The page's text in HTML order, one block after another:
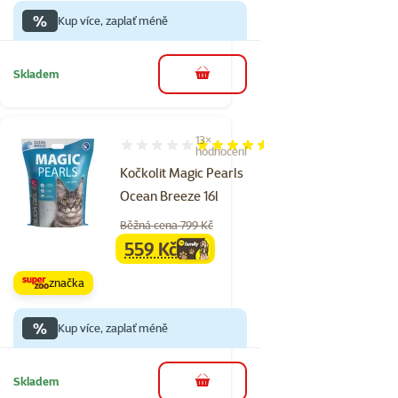
% Kup více, zaplať méně
Skladem do košíku
Kočkolit Magic Pearls
Ocean Breeze 16l
Hodnocení 91%, počet hodnocení: 13
13×
hodnocení
Běžná cena 799 Kč
familycena
559 Kč
značka
% Kup více, zaplať méně
Skladem do košíku